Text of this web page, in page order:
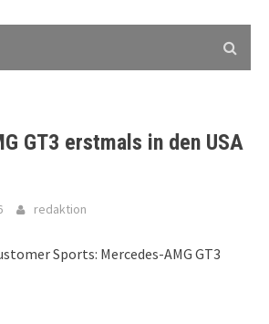
GT3 erstmals in den USA
redaktion